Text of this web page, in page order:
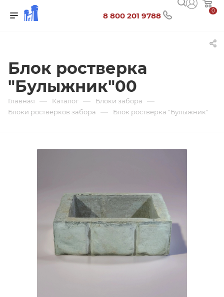
0
8 800 201 9788
Блок ростверка
"Булыжник"00
Главная — Каталог — Блоки забора —
Блоки ростверков забора — Блок ростверка "Булыжник"